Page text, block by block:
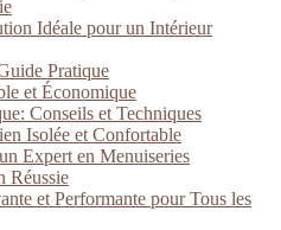
Idéale pour un Intérieur
Pratique
et Économique
Conseils et Techniques
Isolée et Confortable
Expert en Menuiseries
Réussie
et Performante pour Tous les